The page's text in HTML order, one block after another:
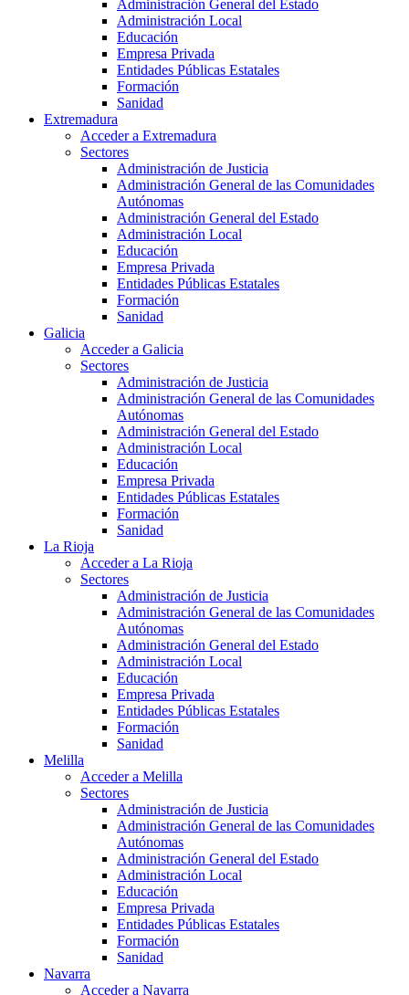
Administración General del Estado
Administración Local
Educación
Empresa Privada
Entidades Públicas Estatales
Formación
Sanidad
Extremadura
Acceder a Extremadura
Sectores
Administración de Justicia
Administración General de las Comunidades
Autónomas
Administración General del Estado
Administración Local
Educación
Empresa Privada
Entidades Públicas Estatales
Formación
Sanidad
Galicia
Acceder a Galicia
Sectores
Administración de Justicia
Administración General de las Comunidades
Autónomas
Administración General del Estado
Administración Local
Educación
Empresa Privada
Entidades Públicas Estatales
Formación
Sanidad
La Rioja
Acceder a La Rioja
Sectores
Administración de Justicia
Administración General de las Comunidades
Autónomas
Administración General del Estado
Administración Local
Educación
Empresa Privada
Entidades Públicas Estatales
Formación
Sanidad
Melilla
Acceder a Melilla
Sectores
Administración de Justicia
Administración General de las Comunidades
Autónomas
Administración General del Estado
Administración Local
Educación
Empresa Privada
Entidades Públicas Estatales
Formación
Sanidad
Navarra
Acceder a Navarra